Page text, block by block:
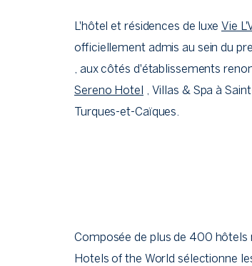
L'hôtel et résidences de luxe Vie
officiellement admis au sein du
, aux côtés d'établissements
Sereno Hotel
, Villas & Spa à
Turques-et-Caïques.
Composée de plus de 400 hôtels
Hotels of the World sélectionne